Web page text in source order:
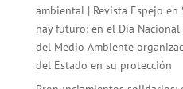
ambiental | Revista Espejo en
hay futuro: en el Día Nacional
del Medio Ambiente
del Estado en su protección